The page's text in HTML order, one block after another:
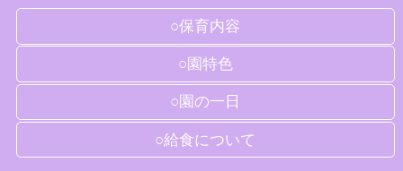
2026-6-30稲の成長すみれこども園ブログサイト
ワールドカップ日本代表戦 すみれこども園ブログサイト
６月の様子(幼児クラス)すみれこども園ブログサイト
2026-6-306月の様子(未満児クラス)すみれこども園ブログサイト
千音寺すみれこども園ブログサイト
○保育内容
○園特色
○園の一日
○給食について